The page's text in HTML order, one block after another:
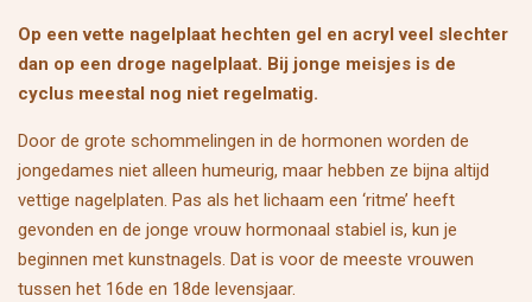
Op een vette nagelplaat hechten gel en acryl veel slechter
dan op een droge nagelplaat. Bij jonge meisjes is de
cyclus meestal nog niet regelmatig.
Door de grote schommelingen in de hormonen worden de
jongedames niet alleen humeurig, maar hebben ze bijna altijd
vettige nagelplaten. Pas als het lichaam een ‘ritme’ heeft
gevonden en de jonge vrouw hormonaal stabiel is, kun je
beginnen met kunstnagels. Dat is voor de meeste vrouwen
tussen het 16de en 18de levensjaar.